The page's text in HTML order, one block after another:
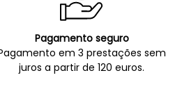
Pagamento seguro
em 3 prestações sem
juros a partir de 120 euros.